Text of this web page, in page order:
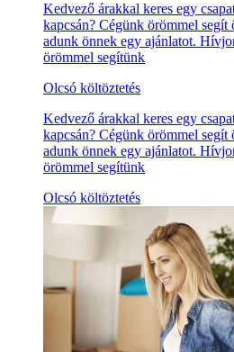
Kedvező árakkal keres egy
kapcsán? Cégünk örömmel segít
adunk önnek egy ajánlatot.
örömmel segítünk
Olcsó költöztetés
Kedvező árakkal keres egy
kapcsán? Cégünk örömmel segít
adunk önnek egy ajánlatot.
örömmel segítünk
Olcsó költöztetés